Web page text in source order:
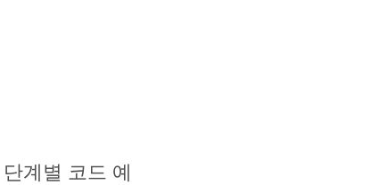
계별 코드 예